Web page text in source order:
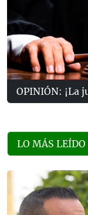
OPINIÓN: ¡La
LO MÁS LEÍDO